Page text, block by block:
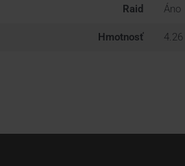
Raid Áno
Hmotnosť 4.26